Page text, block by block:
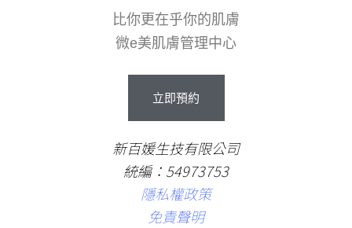
比你更在乎你的肌膚
微e美肌膚管理中心
立即預約
新百媛生技有限公司
統編：54973753
隱私權政策
免責聲明